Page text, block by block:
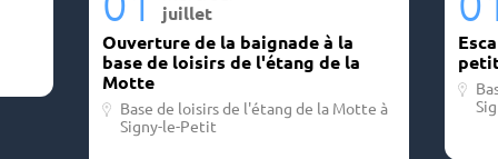
Ouverture de la baignade à la
base de loisirs de l'étang de la
Motte
Base de loisirs de l'étang de la Motte à
Signy-le-Petit
juillet